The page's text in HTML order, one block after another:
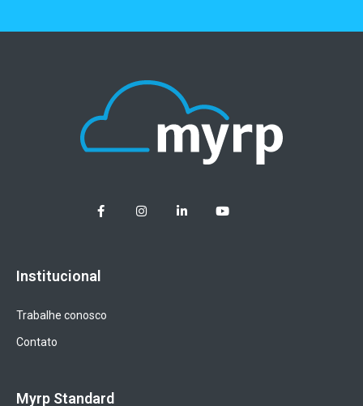
Institucional
Trabalhe conosco
Contato
Myrp Standard